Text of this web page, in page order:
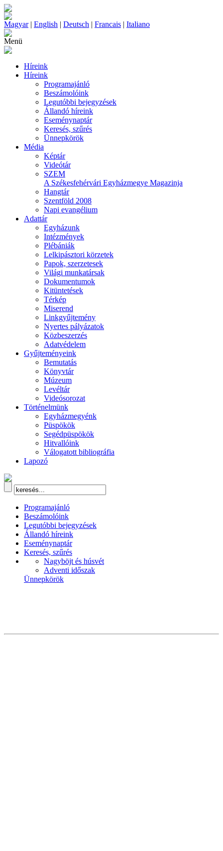
Magyar| English | Deutsch | Francais | Italiano
Menü
Híreink
Híreink
Programajánló
Beszámolóink
Legutóbbi bejegyzések
Állandó híreink
Eseménynaptár
Keresés, szűrés
Ünnepkörök
Média
Képtár
Videótár
SZEM
A Székesfehérvári Egyházmegye Magazinja
Hangtár
Szentföld 2008
Napi evangélium
Adattár
Egyházunk
Intézmények
Plébániák
Lelkipásztori körzetek
Papok, szerzetesek
Világi munkatársak
Dokumentumok
Kitüntetések
Térkép
Miserend
Linkgyűjtemény
Nyertes pályázatok
Közbeszerzés
Adatvédelem
Gyűjteményeink
Bemutatás
Könyvtár
Múzeum
Levéltár
Videósorozat
Történelmünk
Egyházmegyénk
Püspökök
Segédpüspökök
Hitvallóink
Válogatott bibliográfia
Lapozó
Programajánló
Beszámolóink
Legutóbbi bejegyzések
Állandó híreink
Eseménynaptár
Keresés, szűrés
Nagyböjt és húsvét
Adventi időszak
Ünnepkörök